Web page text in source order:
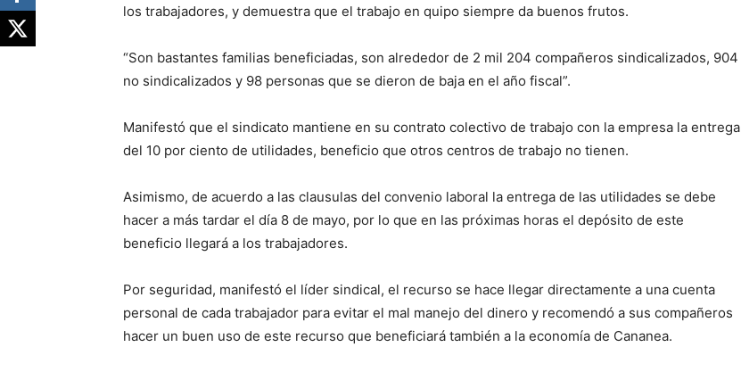
los trabajadores, y demuestra que el trabajo en quipo siempre da buenos frutos.
“Son bastantes familias beneficiadas, son alrededor de 2 mil 204 compañeros sindicalizados, 904
no sindicalizados y 98 personas que se dieron de baja en el año fiscal”.
Manifestó que el sindicato mantiene en su contrato colectivo de trabajo con la empresa la entrega
del 10 por ciento de utilidades, beneficio que otros centros de trabajo no tienen.
Asimismo, de acuerdo a las clausulas del convenio laboral la entrega de las utilidades se debe
hacer a más tardar el día 8 de mayo, por lo que en las próximas horas el depósito de este
beneficio llegará a los trabajadores.
Por seguridad, manifestó el líder sindical, el recurso se hace llegar directamente a una cuenta
personal de cada trabajador para evitar el mal manejo del dinero y recomendó a sus compañeros
hacer un buen uso de este recurso que beneficiará también a la economía de Cananea.